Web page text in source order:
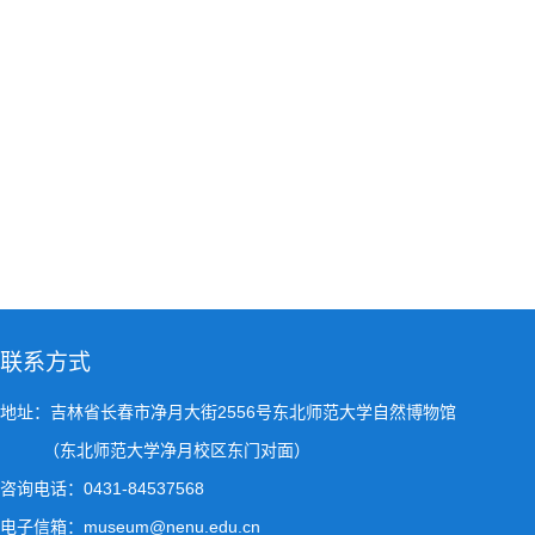
联系方式
地址：吉林省长春市净月大街2556号东北师范大学自然博物馆
（东北师范大学净月校区东门对面）
咨询电话：0431-84537568
电子信箱：museum@nenu.edu.cn